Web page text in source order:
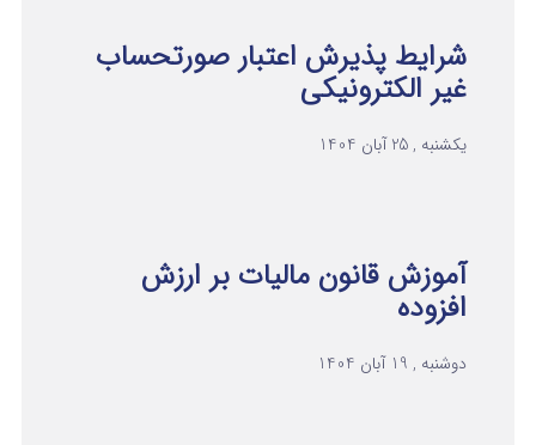
شرایط پذیرش اعتبار صورتحساب
غیر الکترونیکی
یکشنبه , 25 آبان 1404
آموزش قانون مالیات بر ارزش
افزوده
دوشنبه , 19 آبان 1404